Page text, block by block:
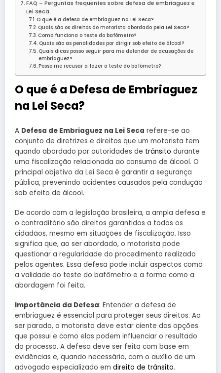
FAQ – Perguntas frequentes sobre defesa de embriaguez e
Lei Seca
O que é a defesa de embriaguez na Lei Seca?
Quais são os direitos do motorista abordado pela Lei Seca?
Como funciona o teste do bafômetro?
Quais são as penalidades por dirigir sob efeito de álcool?
Quais dicas posso seguir para me defender de acusações de
embriaguez?
Posso me recusar a fazer o teste do bafômetro?
O que é a Defesa de Embriaguez
na Lei Seca?
A Defesa de Embriaguez na Lei Seca refere-se ao
conjunto de diretrizes e direitos que um motorista tem
quando abordado por autoridades de trânsito durante
uma fiscalização relacionada ao consumo de álcool. O
principal objetivo da Lei Seca é garantir a segurança
pública, prevenindo acidentes causados pela condução
sob efeito de álcool.
De acordo com a legislação brasileira, a ampla defesa e
o contraditório são direitos garantidos a todos os
cidadãos, mesmo em situações de fiscalização. Isso
significa que, ao ser abordado, o motorista pode
questionar a regularidade do procedimento realizado
pelos agentes. Essa defesa pode incluir aspectos como
a validade do teste do bafômetro e a forma como a
abordagem foi feita.
Importância da Defesa: Entender a defesa de
embriaguez é essencial para proteger seus direitos. Ao
ser parado, o motorista deve estar ciente das opções
que possui e como elas podem influenciar o resultado
do processo. A defesa deve ser feita com base em
evidências e, quando necessário, com o auxílio de um
advogado especializado em direito de trânsito.